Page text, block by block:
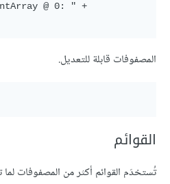
@ 0: " +
المصفوفات قابلة للتعديل.
القوائم
تُستخدَم القوائم أكثر من المصفوفات